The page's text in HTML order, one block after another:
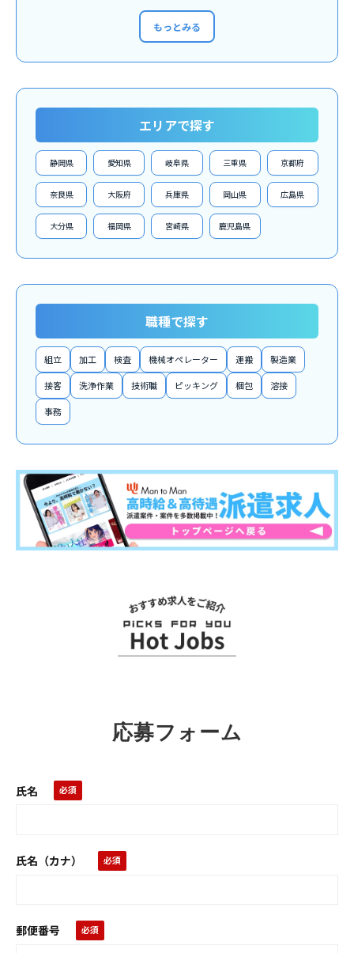
もっとみる
エリアで探す
静岡県 愛知県 岐阜県 三重県 京都府
奈良県 大阪府 兵庫県 岡山県 広島県
大分県 福岡県 宮崎県 鹿児島県
職種で探す
組立 加工 検査 機械オペレーター 運搬 製造業
接客 洗浄作業 技術職 ピッキング 梱包 溶接
事務
応募フォーム
氏名
氏名（カナ）
郵便番号